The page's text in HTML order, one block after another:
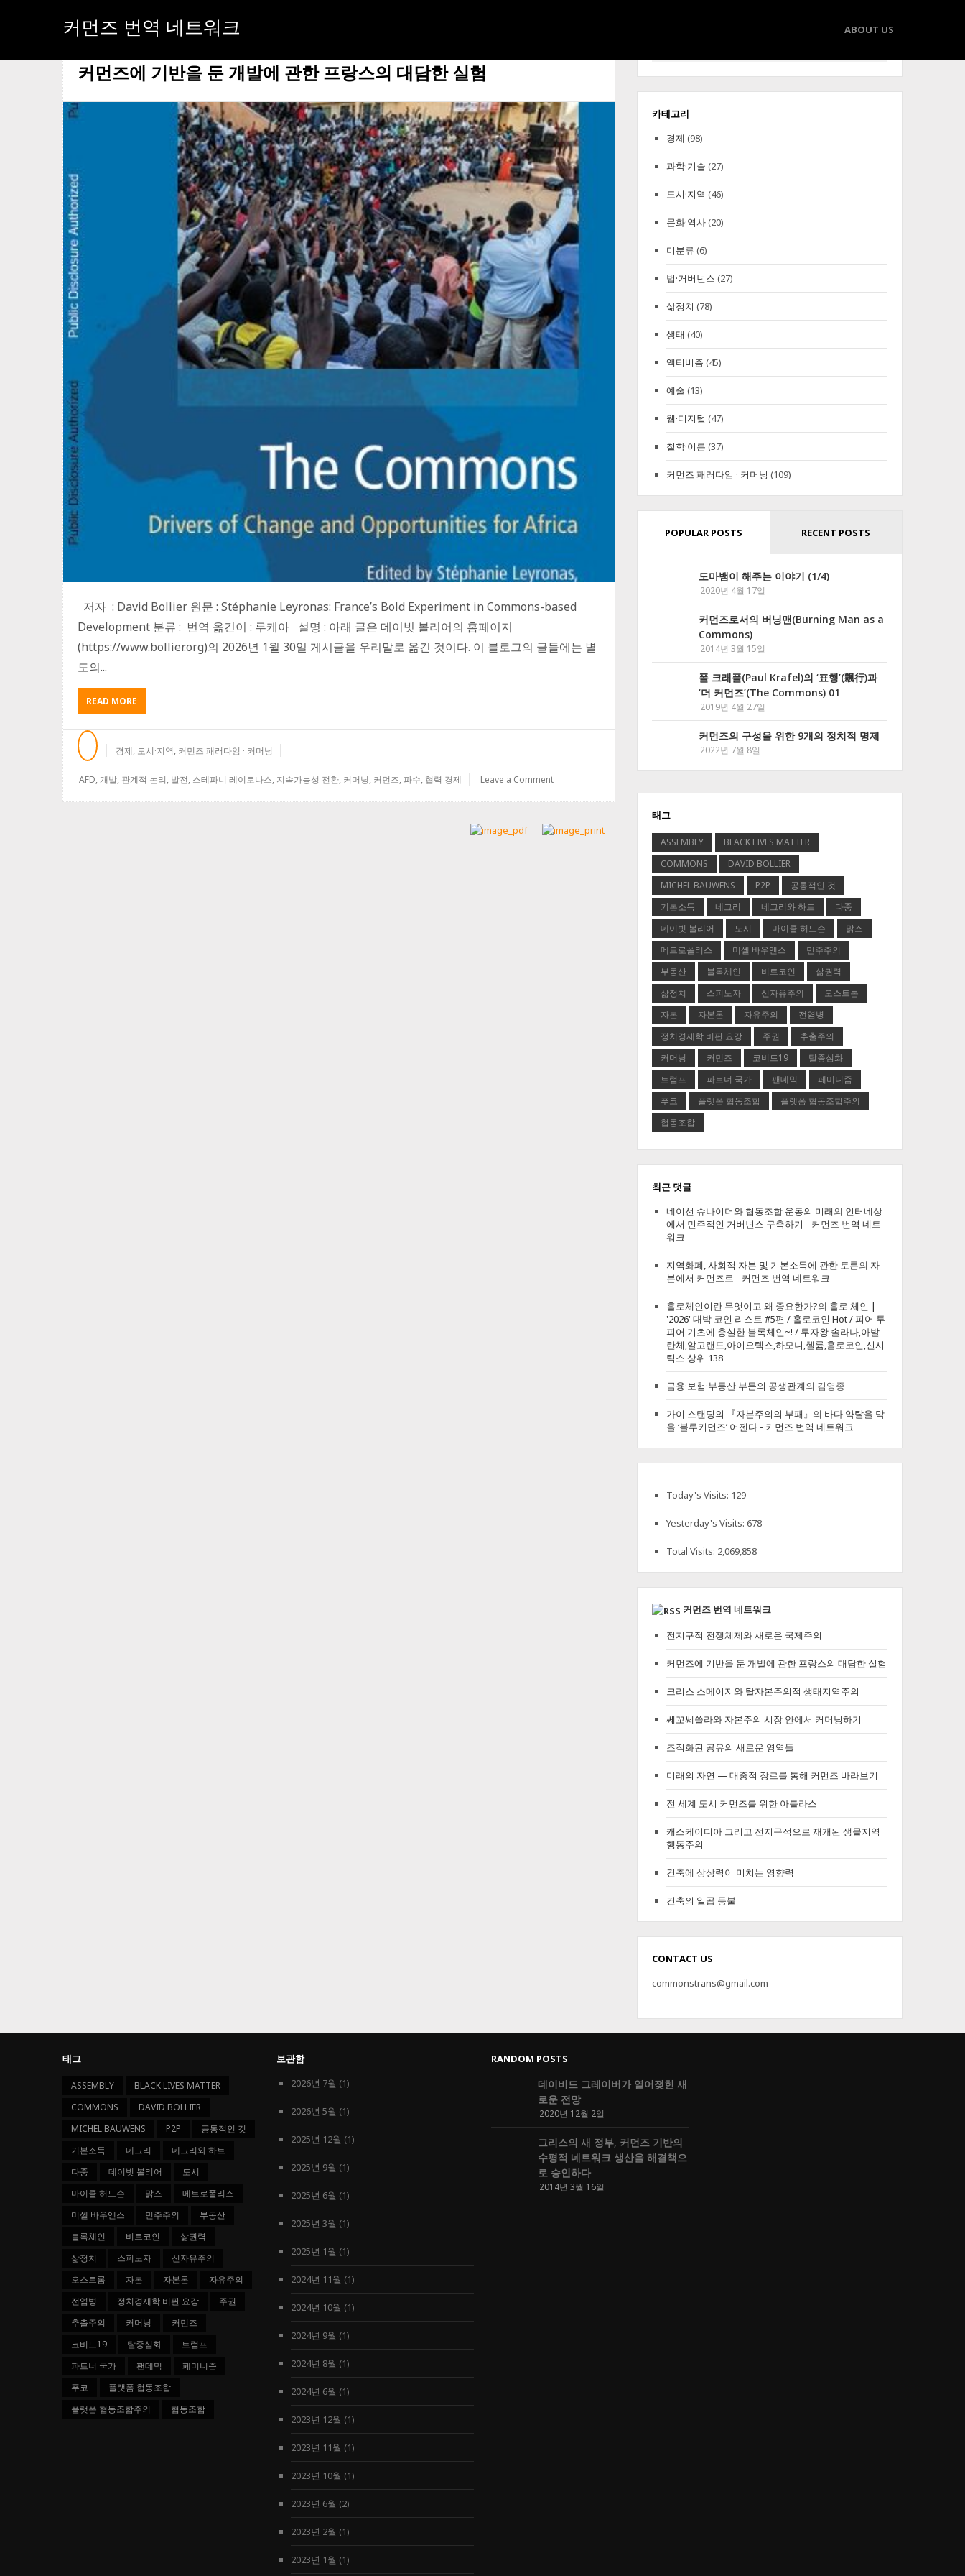
커먼즈 번역 네트워크 ABOUT US
[태그:]관계적 논리
커먼즈에 기반을 둔 개발에 관한 프랑스의 대담한 실험
저자 : David Bollier 원문 : Stéphanie Leyronas: France’s Bold Experiment in Commons-based
Development 분류 : 번역 옮긴이 : 루케아 설명 : 아래 글은 데이빗 볼리어의 홈페이지
(https://www.bollier.org)의 2026년 1월 30일 게시글을 우리말로 옮긴 것이다. 이 블로그의 글들에는 별
도의...
READ MORE
B
O
T
먼
경제, 도시·지역, 커먼즈 패러다임 · 커머닝
AFD,개발, 관계적 논리, 발전, 스테파니 레이로나스, 지속가능성 전환, 커머닝, 커먼즈,파수, 협력 경제 Leave a Comment
카테고리
경제 (98)
과학·기술 (27)
도시·지역 (46)
문화·역사(20)
미분류 (6)
법·거버넌스 (27)
삶정치 (78)
생태 (40)
액티비즘 (45)
예술 (13)
웹·디지털 (47)
철학·이론 (37)
커먼즈 패러다임 · 커머닝 (109)
POPULAR POSTS RECENT POSTS
도마뱀이 해주는 이야기 (1/4)
2020년 4월 17일
커먼즈로서의 버닝맨(Burning Man as a
Commons)
2014년 3월 15일
폴 크래플(Paul Krafel)의 ‘표행’(飄行)과
‘더 커먼즈’(The Commons) 01
2019년 4월 27일
커먼즈의 구성을 위한 9개의 정치적 명제
2022년 7월 8일
태그
ASSEMBLY
BLACK LIVES MATTER
COMMONS
DAVID BOLLIER
MICHEL BAUWENS
P2P
공통적인 것
기본소득
네그리 네그리와 하트
다중
데이빗 볼리어
도시 마이클 허드슨
맑스
메트로폴리스
미셸 바우엔스
민주주의
부동산
블록체인 비트코인
삶권력
삶정치
스피노자 신자유주의
오스트롬
자본
자본론 자유주의
전염병
정치경제학 비판 요강
주권
추출주의
커머닝
커먼즈 코비드19
탈중심화
트럼프
파트너 국가 팬데믹
페미니즘
푸코
플랫폼 협동조합
플랫폼 협동조합주의
협동조합
최근 댓글
네이선 슈나이더와 협동조합 운동의 미래의 인터네상
에서 민주적인 거버넌스 구축하기 - 커먼즈 번역 네트
워크
지역화폐, 사회적 자본 및 기본소득에 관한 토론의 자
본에서 커먼즈로 - 커먼즈 번역 네트워크
홀로체인이란 무엇이고 왜 중요한가?의 홀로 체인 |
'2026' 대박 코인 리스트 #5편 / 홀로코인 Hot / 피어 투
피어 기초에 충실한 블록체인~! / 투자왕 솔라나,아발
란체,알고랜드,아이오텍스,하모니,헬륨,홀로코인,신시
틱스 상위 138
금융·보험·부동산 부문의 공생관계의 김영종
가이 스탠딩의 『자본주의의 부패』 의 바다 약탈을 막
을 ‘블루커먼즈’ 어젠다 - 커먼즈 번역 네트워크
Today's Visits: 129
Yesterday's Visits:678
Total Visits: 2,069,858
커먼즈 번역 네트워크
전지구적 전쟁체제와 새로운 국제주의
커먼즈에 기반을 둔 개발에 관한 프랑스의 대담한 실험
크리스 스메이지와 탈자본주의적 생태지역주의
쎄꼬쎄쏠라와 자본주의 시장 안에서 커머닝하기
조직화된 공유의 새로운 영역들
미래의 자연 — 대중적 장르를 통해 커먼즈 바라보기
전 세계 도시 커먼즈를 위한 아틀라스
캐스케이디아 그리고 전지구적으로 재개된 생물지역
행동주의
건축에 상상력이 미치는 영향력
건축의 일곱 등불
CONTACT US
commonstrans@gmail.com
태그
ASSEMBLY
BLACK LIVES MATTER
COMMONS
DAVID BOLLIER
MICHEL BAUWENS
P2P
공통적인 것
기본소득
네그리
네그리와 하트
다중
데이빗 볼리어
도시
마이클 허드슨
맑스
메트로폴리스
미셸 바우엔스
민주주의
부동산
블록체인
비트코인
삶권력
삶정치
스피노자
신자유주의
오스트롬
자본 자본론
자유주의
전염병
정치경제학 비판 요강
주권
추출주의
커머닝
커먼즈
코비드19
탈중심화
트럼프
파트너 국가
팬데믹
페미니즘
푸코
플랫폼 협동조합
플랫폼 협동조합주의
협동조합
보관함
2026년 7월 (1)
2026년 5월 (1)
2025년 12월 (1)
2025년 9월 (1)
2025년 6월 (1)
2025년 3월 (1)
2025년 1월 (1)
2024년 11월 (1)
2024년 10월 (1)
2024년 9월 (1)
2024년 8월 (1)
2024년 6월 (1)
2023년 12월 (1)
2023년 11월 (1)
2023년 10월 (1)
2023년 6월 (2)
2023년 2월 (1)
2023년 1월 (1)
RANDOM POSTS
데이비드 그레이버가 열어젖힌 새
로운 전망
2020년 12월 2일
그리스의 새 정부, 커먼즈 기반의
수평적 네트워크 생산을 해결책으
로 승인하다
2014년 3월 16일